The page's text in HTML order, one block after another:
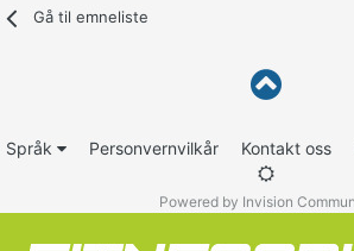
Gå til emneliste
Språk Personvernvilkår Kontakt oss
Powered by Invision